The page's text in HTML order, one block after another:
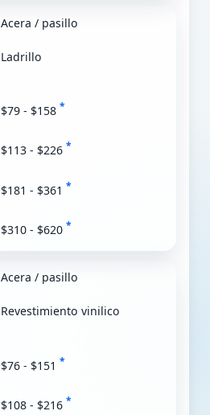
Acera / pasillo
Ladrillo
$79 - $158 *
$113 - $226 *
$181 - $361 *
$310 - $620 *
Acera / pasillo
Revestimiento vinilico
$76 - $151 *
$108 - $216 *